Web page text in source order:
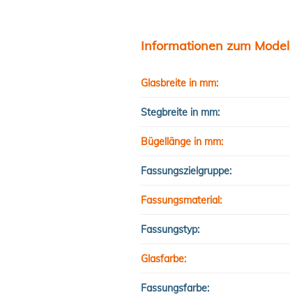
Informationen zum Model
Glasbreite in mm:
Stegbreite in mm:
Bügellänge in mm:
Fassungszielgruppe:
Fassungsmaterial:
Fassungstyp:
Glasfarbe:
Fassungsfarbe: